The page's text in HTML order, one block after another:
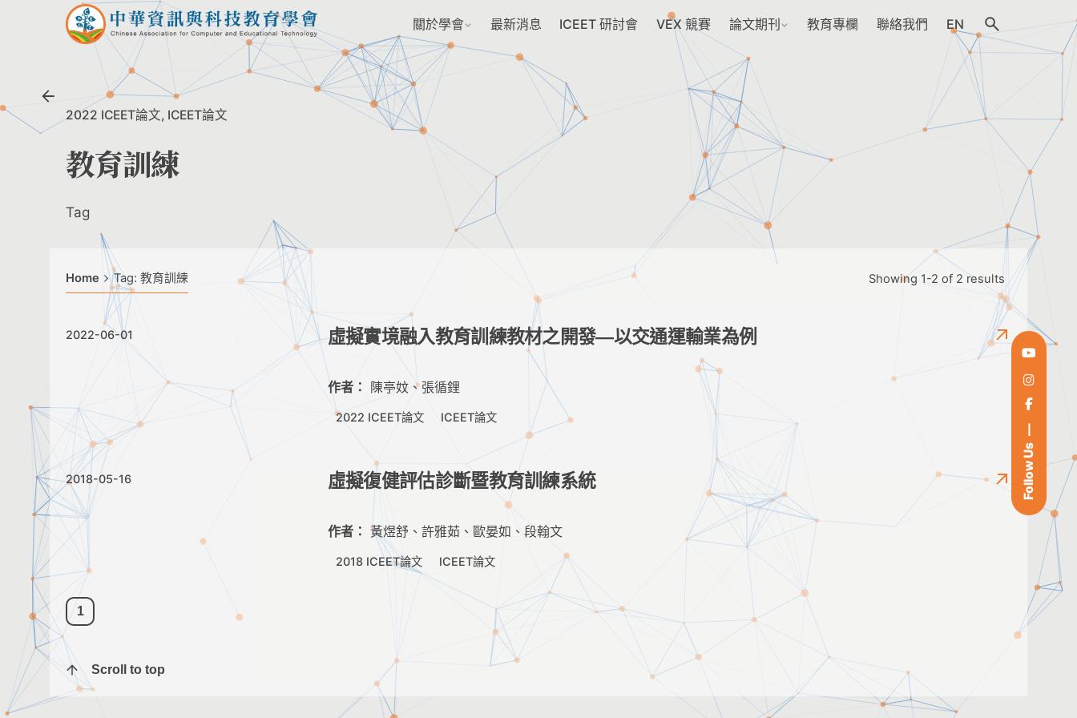
Follow Us
關於學會 最新消息 ICEET 研討會 VEX 競賽 論文期刊 教育專欄 聯絡我們 EN
2022 ICEET論文 ICEET論文
教育訓練
Tag
Home Tag: 教育訓練 Showing 1-2 of 2 results
2022-06-01 虛擬實境融入教育訓練教材之開發—以交通運輸業為例
作者： 陳亭妏、張循鋰
2022 ICEET論文 ICEET論文
2018-05-16 虛擬復健評估診斷暨教育訓練系統
作者： 黃煜舒、許雅茹、歐晏如、段翰文
2018 ICEET論文 ICEET論文
1
Scroll to top